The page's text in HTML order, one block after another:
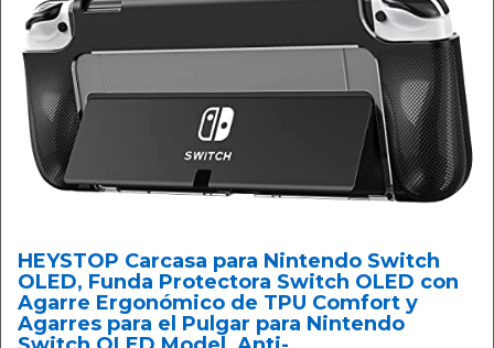
HEYSTOP Carcasa para Nintendo Switch
OLED, Funda Protectora Switch OLED con
Agarre Ergonómico de TPU Comfort y
Agarres para el Pulgar para Nintendo